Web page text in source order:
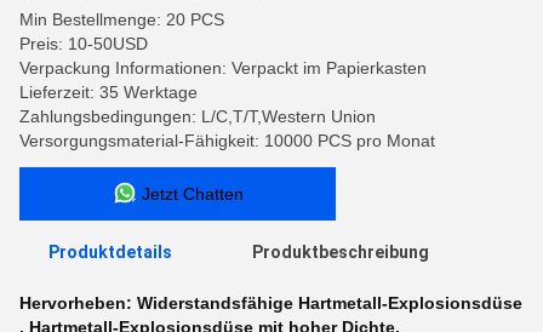
Min Bestellmenge: 20 PCS
Preis: 10-50USD
Verpackung Informationen: Verpackt im Papierkasten
Lieferzeit: 35 Werktage
Zahlungsbedingungen: L/C,T/T,Western Union
Versorgungsmaterial-Fähigkeit: 10000 PCS pro Monat
Jetzt Chatten
Produktdetails Produktbeschreibung
Hervorheben: Widerstandsfähige Hartmetall-Explosionsdüse
, Hartmetall-Explosionsdüse mit hoher Dichte,